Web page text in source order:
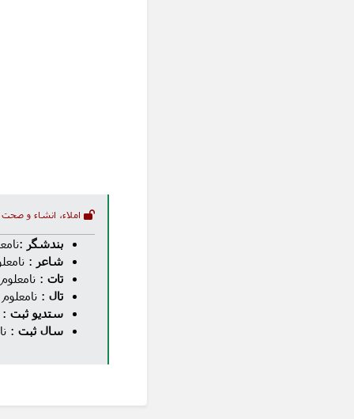
املاء، انشاء و
بندشگر
شاعر :
تات : نامعلوم
تال : نامعلوم
ستدیو ثبت :
سال ثبت :